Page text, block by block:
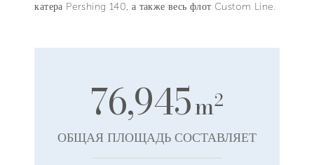
катера Pershing 140, а также весь флот Custom Line.
76,945m2
ОБЩАЯ ПЛОЩАДЬ СОСТАВЛЯЕТ